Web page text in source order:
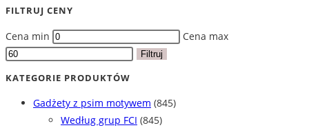
FILTRUJ CENY
Cena min Cena max
Filtruj
KATEGORIE PRODUKTÓW
Gadżety z psim motywem (845)
Według grup FCI (845)